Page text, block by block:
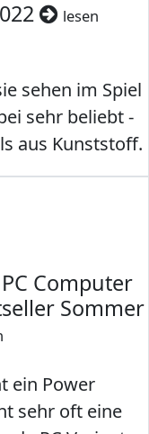
lesen
sehen im Spiel
sehr beliebt -
aus Kunststoff.
Computer
Sommer
ein Power
sehr oft eine